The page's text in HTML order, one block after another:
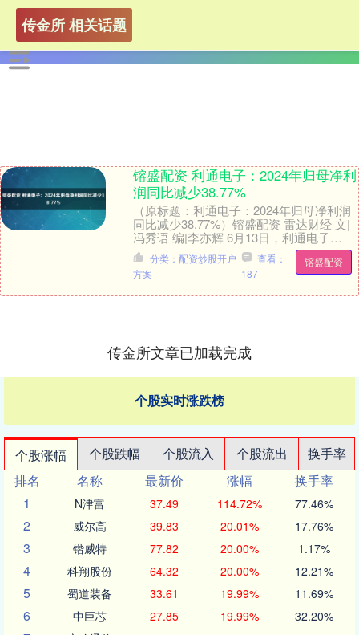
传金所 相关话题
镕盛配资 利通电子：2024年归母净利
润同比减少38.77%
（原标题：利通电子：2024年归母净利润
同比减少38.77%）镕盛配资 雷达财经 文|
冯秀语 编|李亦辉 6月13日，利通电子
(603629)发布2024年年度....
镕盛配资
分类：配资炒股开户
方案
查看：
187
传金所文章已加载完成
个股实时涨跌榜
个股涨幅 个股跌幅 个股流入 个股流出
换手率
排名
名称 最新价 涨幅
换手率
1
N津富 37.49 114.72% 77.46%
2 威尔高 39.83 20.01% 17.76%
3 锴威特 77.82 20.00% 1.17%
4 科翔股份 64.32 20.00% 12.21%
5 蜀道装备 33.61 19.99% 11.69%
6 中巨芯 27.85 19.99% 32.20%